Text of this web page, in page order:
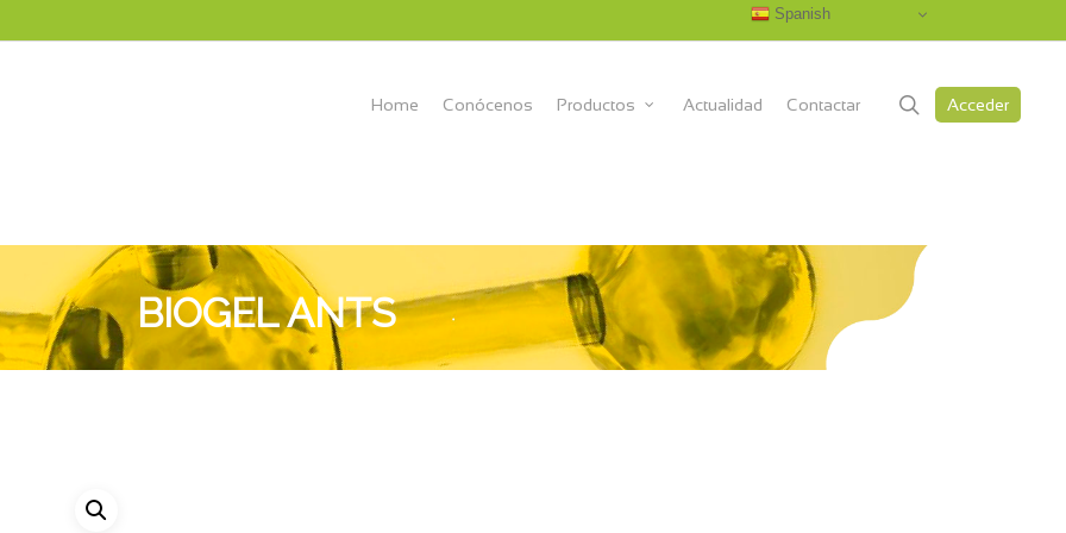
Home Conócenos Productos Actualidad Contactar search
Acceder
BIOGEL ANTS
Spanish